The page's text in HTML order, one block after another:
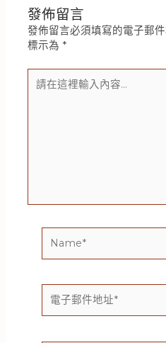
發佈留言
發佈留言必須填寫的電子郵
標示為 *
在
子